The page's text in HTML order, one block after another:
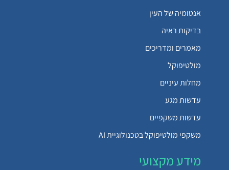
אנטומיה של העין
בדיקות ראיה
מאמרים ומדריכים
מולטיפוקל
מחלות עיניים
עדשות מגע
עדשות משקפיים
משקפי מולטיפוקל בטכנולוגיית AI
מידע מקצועי